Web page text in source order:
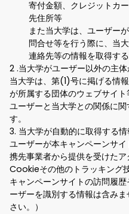
寄付金額、クレジットカ
先住所等
また当大学は、ユーザー
問合せ等を行う際に、当
連絡先等の情報を取得す
2 .当大学がユーザー以外の主
当大学は、第(1)号に掲げる情
が所属する団体のウェブサイ
ユーザーと当大学との関係に
す。
3. 当大学が自動的に取得する
ユーザーが本キャンペーンサ
携先事業者から提供を受けたア
Cookieその他のトラッキング
キャンペーンサイトの訪問履
ーザーを識別する情報は含み
さい。）